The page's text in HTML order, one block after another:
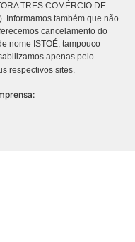
TRES COMÉRCIO DE
Informamos também que não
cancelamento do
nome ISTOÉ, tampouco
apenas pelo
respectivos sites.